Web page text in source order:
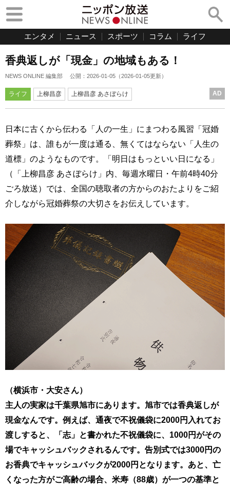
エンタメ ニュース スポーツ コラム ライフ
香典返しが「現金」の地域もある！
NEWS ONLINE 編集部 公開： 2026-01-05 （2026-01-05更新）
ライフ 上柳昌彦 上柳昌彦 あさぼらけ AD
日本に古くから伝わる「人の一生」にまつわる風習「冠婚
葬祭」は、誰もが一度は通る、無くてはならない「人生の
道標」のようなものです。「明日はもっといい日になる」
（「上柳昌彦 あさぼらけ」内、毎週水曜日・午前4時40分
ごろ放送）では、全国の聴取者の方からのおたよりをご紹
介しながら冠婚葬祭の大切さをお伝えしています。
（横浜市・大安さん）
主人の実家は千葉県旭市にあります。旭市では香典返しが
現金なんです。例えば、通夜で不祝儀袋に2000円入れてお
渡しすると、「志」と書かれた不祝儀袋に、1000円がその
場でキャッシュバックされるんです。告別式では3000円の
お香典でキャッシュバックが2000円となります。あと、亡
くなった方がご高齢の場合、米寿（88歳）が一つの基準と